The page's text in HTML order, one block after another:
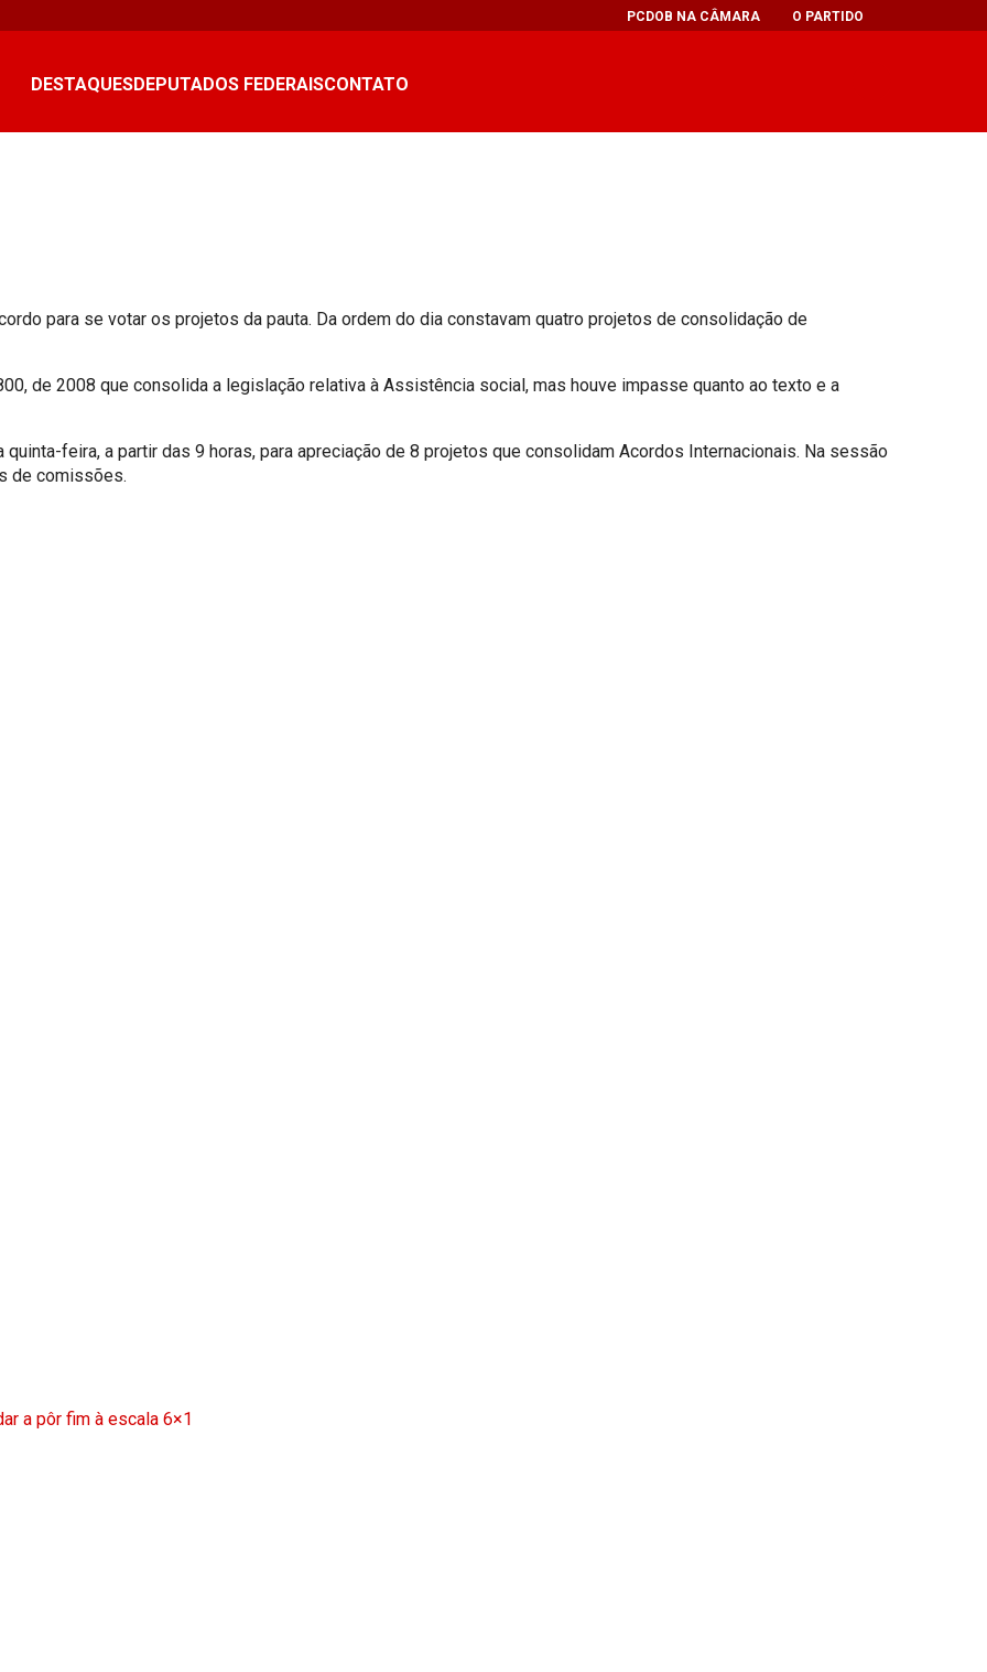
PCDOB NA CÂMARA O PARTIDO
DESTAQUESDEPUTADOS FEDERAISCONTATO
para se votar os projetos da pauta. Da ordem do dia constavam quatro projetos de consolidação de
de 2008 que consolida a legislação relativa à Assistência social, mas houve impasse quanto ao texto e a
feira, a partir das 9 horas, para apreciação de 8 projetos que consolidam Acordos Internacionais. Na sessão
de comissões.
a pôr fim à escala 6×1